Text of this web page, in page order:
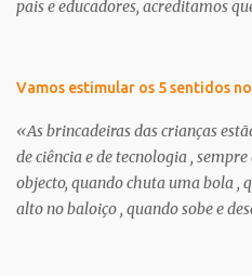
pais e educadores, acreditamos
“nova” infância. Uma infância que
através da brincadeira,
suas outras potencialidades.» in,
2012/13, educadora Milena
específicos para abordar a
Vamos estimular os 5 sentidos
«As brincadeiras das crianças
de ciência e de tecnologia ,
objecto, quando chuta uma bola ,
alto no baloiço , quando sobe e